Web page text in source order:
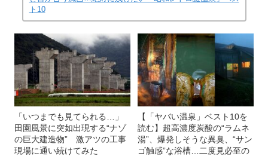
ト10
「いつまでも見てられる…」
田園風景に突如出現する“ナゾ
の巨大建造物” 激アツの工事
現場に通い続けてみた
【「ヤバい温泉」ベスト10を
読む】超高濃度炭酸の“ラムネ
湯”、爆発しそうな異臭、“サン
ゴ触感”な浴槽…二度見必至の